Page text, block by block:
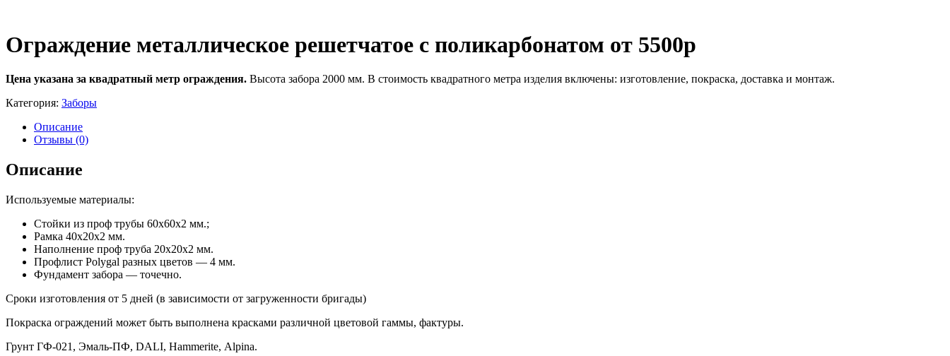
Ограждение металлическое решетчатое с поликарбонатом от 5500р
Цена указана за квадратный метр ограждения. Высота забора 2000 мм. В стоимость квадратного метра изделия включены: изготовление, покраска, доставка и монтаж.
Категория: Заборы
Описание
Отзывы (0)
Описание
Используемые материалы:
Стойки из проф трубы 60х60х2 мм.;
Рамка 40х20х2 мм.
Наполнение проф труба 20х20х2 мм.
Профлист Polygal разных цветов — 4 мм.
Фундамент забора — точечно.
Сроки изготовления от 5 дней (в зависимости от загруженности бригады)
Покраска ограждений может быть выполнена красками различной цветовой гаммы, фактуры.
Грунт ГФ-021, Эмаль-ПФ, DALI, Hammerite, Alpina.